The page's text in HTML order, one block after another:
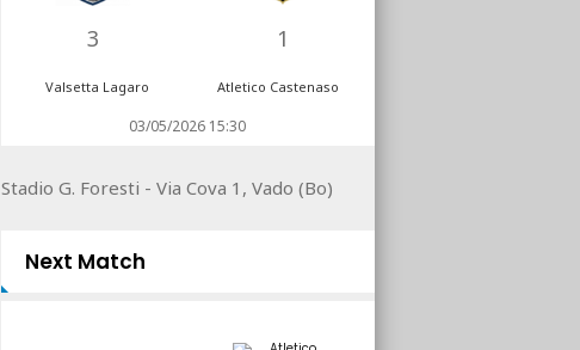
3 1
Valsetta Lagaro Atletico Castenaso
03/05/2026 15:30
Stadio G. Foresti - Via Cova 1, Vado (Bo)
Next Match